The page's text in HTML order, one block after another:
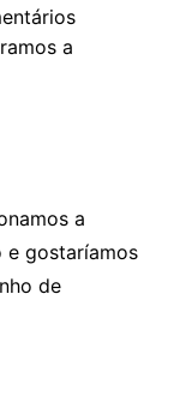
a
a
e gostaríamos
de